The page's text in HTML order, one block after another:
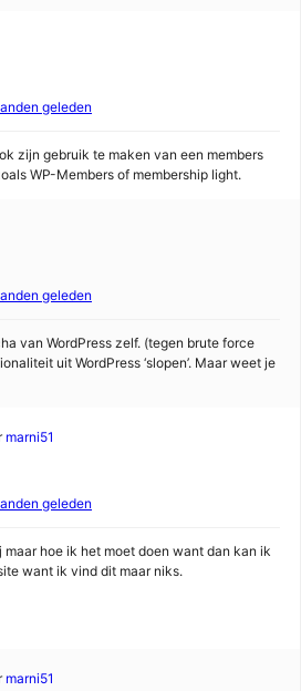
geleden
zijn gebruik te maken van een members
WP-Members of membership light.
geleden
van WordPress zelf. (tegen brute force
uit WordPress ‘slopen’. Maar weet je
marni51
geleden
hoe ik het moet doen want dan kan ik
want ik vind dit maar niks.
marni51